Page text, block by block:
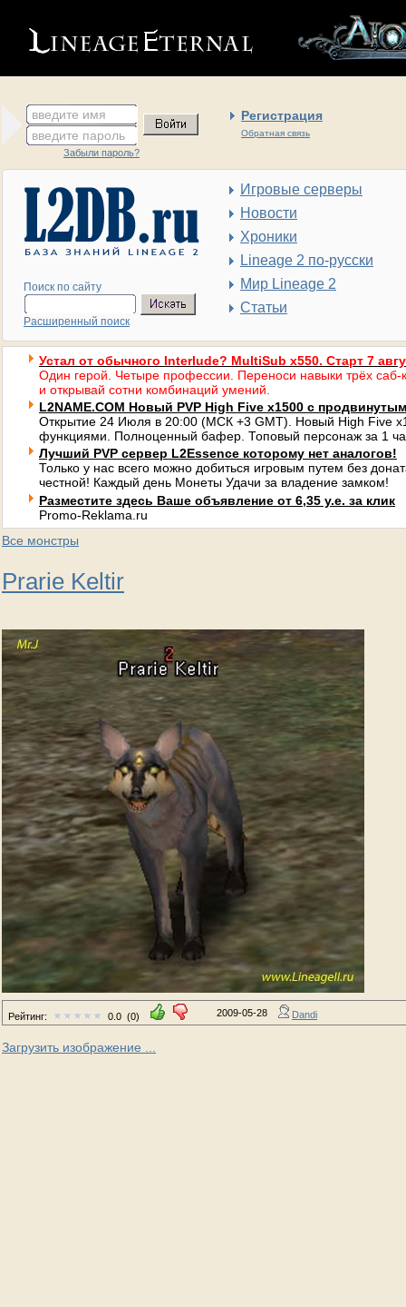
введите имя Регистрация
Обратная связь
введите пароль
Забыли пароль?
Поиск по сайту
Расширенный поиск
Игровые серверы
Новости
Хроники
Lineage 2 по-русски
Мир Lineage 2
Статьи
Устал от обычного Interlude? MultiSub x550. Старт 7
Один герой. Четыре профессии. Переноси навыки трёх саб-
и открывай сотни комбинаций умений.
L2NAME.COM Новый PVP High Five x1500 с
Открытие 24 Июля в 20:00 (МСК +3 GMT). Новый High Five
функциями. Полноценный бафер. Топовый персонаж за 1
Лучший PVP сервер L2Essence которому нет аналогов!
Только у нас всего можно добиться игровым путем без
честной! Каждый день Монеты Удачи за владение замком!
Разместите здесь Ваше объявление от 6,35 у.е. за клик
Promo-Reklama.ru
Все монстры
Prarie Keltir
Рейтинг: 0.0 (0) 2009-05-28 Dandi
Загрузить изображение ...